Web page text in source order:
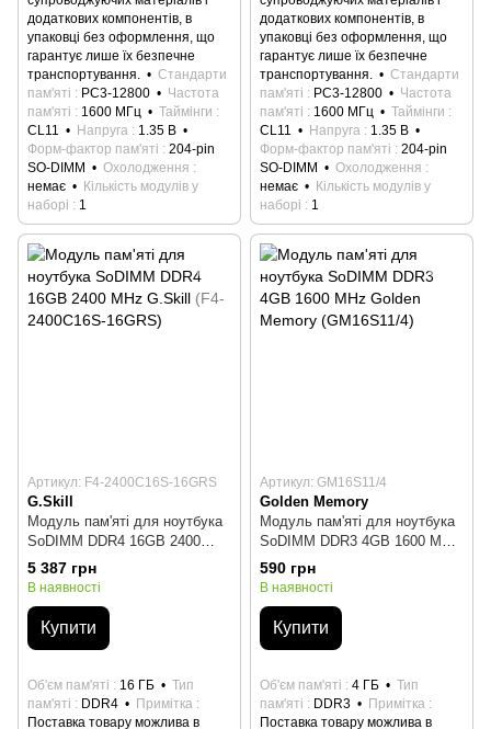
додаткових компонентів, в
упаковці без оформлення, що
гарантує лише їх безпечне
транспортування.
Стандарти
пам'яті
PC3-12800
Частота
пам'яті
1600 МГц
Таймінги
CL11
Напруга
1.35 В
Форм-фактор пам'яті
204-pin
SO-DIMM
Охолодження
немає
Кількість модулів у
наборі
1
додаткових компонентів, в
упаковці без оформлення, що
гарантує лише їх безпечне
транспортування.
Стандарти
пам'яті
PC3-12800
Частота
пам'яті
1600 МГц
Таймінги
CL11
Напруга
1.35 В
Форм-фактор пам'яті
204-pin
SO-DIMM
Охолодження
немає
Кількість модулів у
наборі
1
Артикул: F4-2400C16S-16GRS
G.Skill
Модуль пам'яті для ноутбука
SoDIMM DDR4 16GB 2400
MHz G.Skill (F4-2400C16S-
16GRS)
5 387 грн
В наявності
Купити
Об'єм пам'яті 16 ГБ
Тип
пам'яті
DDR4
Примітка
Поставка товару можлива в
Артикул: GM16S11/4
Golden Memory
Модуль пам'яті для ноутбука
SoDIMM DDR3 4GB 1600 MHz
Golden Memory (GM16S11/4)
590 грн
В наявності
Купити
Об'єм пам'яті 4 ГБ
Тип
пам'яті
DDR3
Примітка
Поставка товару можлива в